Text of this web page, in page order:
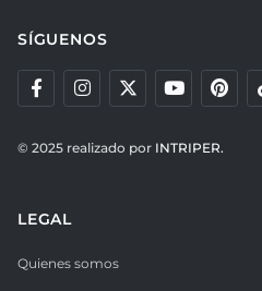
SÍGUENOS
© 2025 realizado por INTRIPER.
LEGAL
Quienes somos